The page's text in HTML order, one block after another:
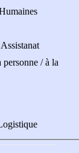
personne / à la